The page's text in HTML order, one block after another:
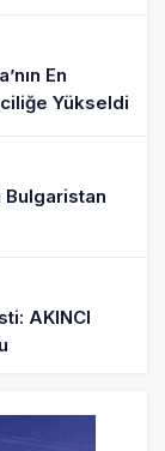
En
Yükseldi
Bulgaristan
AKINCI
Yeni